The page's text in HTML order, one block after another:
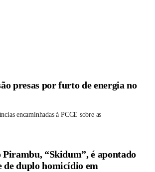
presas por furto de energia no
encaminhadas à PCCE sobre as
Pirambu, “Skidum”, é apontado
de duplo homicídio em